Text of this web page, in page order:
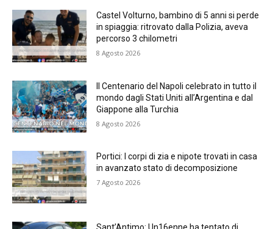
Castel Volturno, bambino di 5 anni si perde
in spiaggia: ritrovato dalla Polizia, aveva
percorso 3 chilometri
8 Agosto 2026
Il Centenario del Napoli celebrato in tutto il
mondo dagli Stati Uniti all’Argentina e dal
Giappone alla Turchia
8 Agosto 2026
Portici: I corpi di zia e nipote trovati in casa
in avanzato stato di decomposizione
7 Agosto 2026